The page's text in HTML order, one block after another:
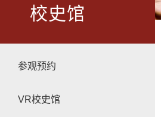
校史馆
参观预约
VR校史馆